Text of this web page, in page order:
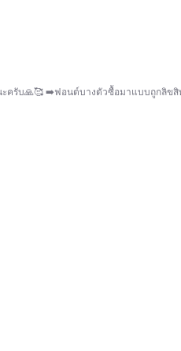
บ🙏🥰 ➡️ฟอนต์บางตัวซื้อมาแบบถูกลิขสิ